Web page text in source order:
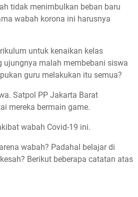
tidak menimbulkan beban baru
wabah korona ini harusnya
untuk kenaikan kelas
ujungnya malah membebani siswa
guru melakukan itu semua?
Satpol PP Jakarta Barat
mereka bermain game.
wabah Covid-19 ini.
wabah? Padahal belajar di
Berikut beberapa catatan atas